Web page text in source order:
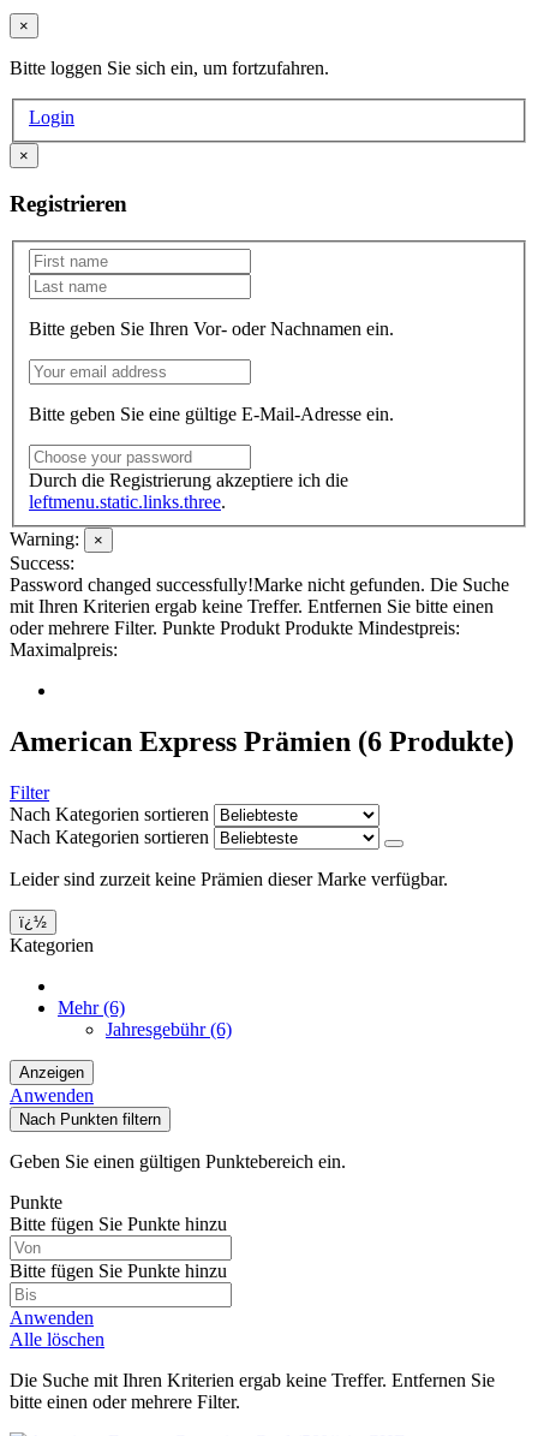
×
Bitte loggen Sie sich ein, um fortzufahren.
Login
×
Registrieren
Bitte geben Sie Ihren Vor- oder Nachnamen ein.
Bitte geben Sie eine gültige E-Mail-Adresse ein.
Durch die Registrierung akzeptiere ich die
leftmenu.static.links.three.
Warning:
×
Success:
Password changed successfully!Marke nicht gefunden. Die Suche
mit Ihren Kriterien ergab keine Treffer. Entfernen Sie bitte einen
oder mehrere Filter. Punkte Produkt Produkte Mindestpreis:
Maximalpreis:
American Express Prämien (6 Produkte)
Filter
Nach Kategorien sortieren
Nach Kategorien sortieren
Leider sind zurzeit keine Prämien dieser Marke verfügbar.
ï¿½
Kategorien
Mehr(6)
Jahresgebühr(6)
Anzeigen
Anwenden
Nach Punkten filtern
Geben Sie einen gültigen Punktebereich ein.
Punkte
Bitte fügen Sie Punkte hinzu
Bitte fügen Sie Punkte hinzu
Anwenden
Alle löschen
Die Suche mit Ihren Kriterien ergab keine Treffer. Entfernen Sie
bitte einen oder mehrere Filter.